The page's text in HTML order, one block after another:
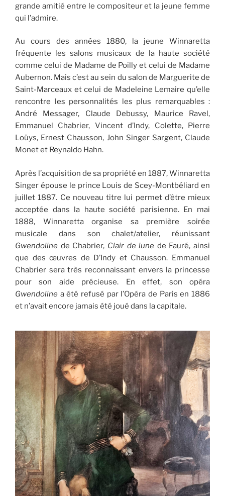
grande amitié entre le compositeur et la jeune femme
qui l’admire.
Au cours des années 1880, la jeune Winnaretta
fréquente les salons musicaux de la haute société
comme celui de Madame de Poilly et celui de Madame
Aubernon. Mais c’est au sein du salon de Marguerite de
Saint-Marceaux et celui de Madeleine Lemaire qu’elle
rencontre les personnalités les plus remarquables :
André Messager, Claude Debussy, Maurice Ravel,
Emmanuel Chabrier, Vincent d’Indy, Colette, Pierre
Loüys, Ernest Chausson, John Singer Sargent, Claude
Monet et Reynaldo Hahn.
Après l’acquisition de sa propriété en 1887, Winnaretta
Singer épouse le prince Louis de Scey-Montbéliard en
juillet 1887. Ce nouveau titre lui permet d’être mieux
acceptée dans la haute société parisienne. En mai
1888, Winnaretta organise sa première soirée
musicale dans son chalet/atelier, réunissant
Gwendoline de Chabrier, Clair de lune de Fauré, ainsi
que des œuvres de D’Indy et Chausson. Emmanuel
Chabrier sera très reconnaissant envers la princesse
pour son aide précieuse. En effet, son opéra
Gwendoline a été refusé par l’Opéra de Paris en 1886
et n’avait encore jamais été joué dans la capitale.